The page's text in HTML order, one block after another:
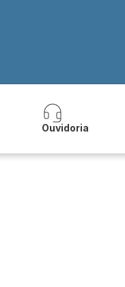
Ouvidoria